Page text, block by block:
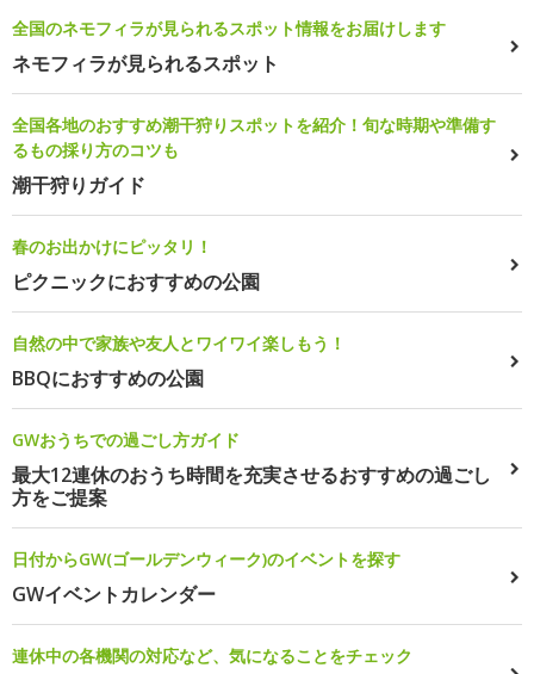
全国のネモフィラが見られるスポット情報をお届けします
ネモフィラが見られるスポット
全国各地のおすすめ潮干狩りスポットを紹介！旬な時期や準備す
るもの採り方のコツも
潮干狩りガイド
春のお出かけにピッタリ！
ピクニックにおすすめの公園
自然の中で家族や友人とワイワイ楽しもう！
BBQにおすすめの公園
GWおうちでの過ごし方ガイド
最大12連休のおうち時間を充実させるおすすめの過ごし
方をご提案
日付からGW(ゴールデンウィーク)のイベントを探す
GWイベントカレンダー
連休中の各機関の対応など、気になることをチェック